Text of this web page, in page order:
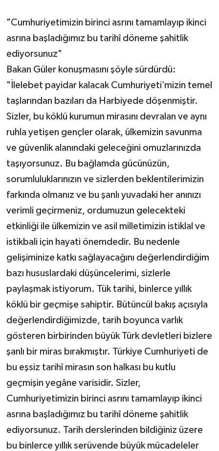
"Cumhuriyetimizin birinci asrını tamamlayıp ikinci
asrına başladığımız bu tarihî döneme şahitlik
ediyorsunuz"
Bakan Güler konuşmasını şöyle sürdürdü:
"İlelebet payidar kalacak Cumhuriyeti’mizin temel
taşlarından bazıları da Harbiyede döşenmiştir.
Sizler, bu köklü kurumun mirasını devralan ve aynı
ruhla yetişen gençler olarak, ülkemizin savunma
ve güvenlik alanındaki geleceğini omuzlarınızda
taşıyorsunuz. Bu bağlamda gücünüzün,
sorumluluklarınızın ve sizlerden beklentilerimizin
farkında olmanız ve bu şanlı yuvadaki her anınızı
verimli geçirmeniz, ordumuzun gelecekteki
etkinliği ile ülkemizin ve asil milletimizin istiklal ve
istikbali için hayati önemdedir. Bu nedenle
gelişiminize katkı sağlayacağını değerlendirdiğim
bazı hususlardaki düşüncelerimi, sizlerle
paylaşmak istiyorum. Tük tarihi, binlerce yıllık
köklü bir geçmişe sahiptir. Bütüncül bakış açısıyla
değerlendirdiğimizde, tarih boyunca varlık
gösteren birbirinden büyük Türk devletleri bizlere
şanlı bir miras bırakmıştır. Türkiye Cumhuriyeti de
bu eşsiz tarihî mirasın son halkası bu kutlu
geçmişin yegâne varisidir. Sizler,
Cumhuriyetimizin birinci asrını tamamlayıp ikinci
asrına başladığımız bu tarihî döneme şahitlik
ediyorsunuz. Tarih derslerinden bildiğiniz üzere
bu binlerce yıllık serüvende büyük mücadeleler